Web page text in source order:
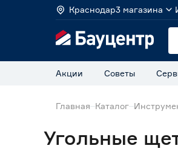
Краснодар3 магазина
Акции Советы
Главная Каталог
Угольные